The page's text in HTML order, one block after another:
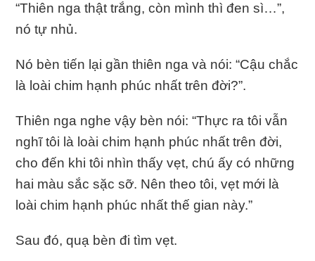
“Thiên nga thật trắng, còn mình thì đen sì…”,
nó tự nhủ.
Nó bèn tiến lại gần thiên nga và nói: “Cậu chắc
là loài chim hạnh phúc nhất trên đời?”.
Thiên nga nghe vậy bèn nói: “Thực ra tôi vẫn
nghĩ tôi là loài chim hạnh phúc nhất trên đời,
cho đến khi tôi nhìn thấy vẹt, chú ấy có những
hai màu sắc sặc sỡ. Nên theo tôi, vẹt mới là
loài chim hạnh phúc nhất thế gian này.”
Sau đó, quạ bèn đi tìm vẹt.